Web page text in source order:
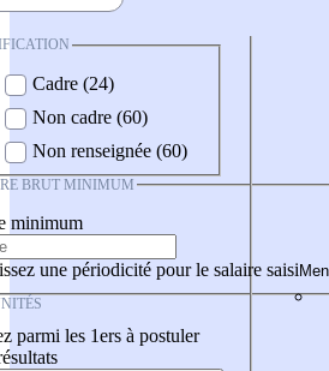
Cadre (24)
Non cadre (60)
Non renseignée (60)
BRUT MINIMUM
minimum
une périodicité pour le salaire saisi
parmi les 1ers à postuler